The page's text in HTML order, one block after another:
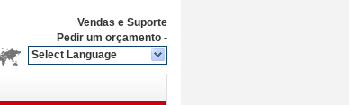
Vendas e Suporte
Pedir um orçamento -
Select Language